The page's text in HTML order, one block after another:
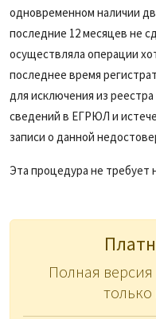
одновременном наличии
последние 12 месяцев не
осуществляла операции
последнее время
для исключения из
сведений в ЕГРЮЛ и
записи о данной
Эта процедура не требует
Полная